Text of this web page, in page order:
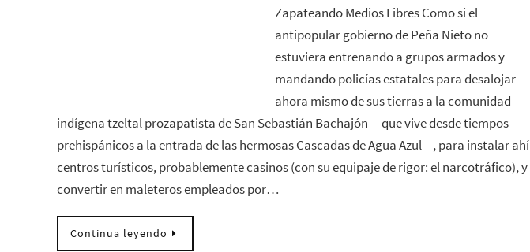
Zapateando Medios Libres Como si el
antipopular gobierno de Peña Nieto no
estuviera entrenando a grupos armados y
mandando policías estatales para desalojar
ahora mismo de sus tierras a la comunidad
indígena tzeltal prozapatista de San Sebastián Bachajón —que vive desde tiempos
prehispánicos a la entrada de las hermosas Cascadas de Agua Azul—, para instalar ahí
centros turísticos, probablemente casinos (con su equipaje de rigor: el narcotráfico), y
convertir en maleteros empleados por…
Continua leyendo